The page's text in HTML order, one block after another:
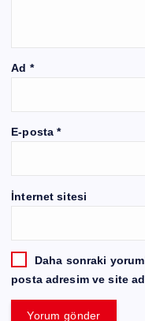
Ad *
E-posta*
İnternet sitesi
Daha sonraki
posta adresim ve site